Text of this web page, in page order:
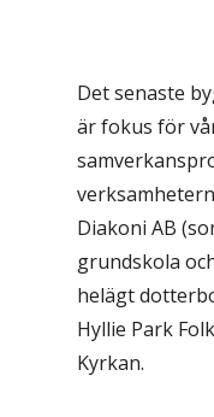
Det senaste
är fokus för
Diakoni AB
grundskola
helägt
Hyllie Park
Kyrkan.